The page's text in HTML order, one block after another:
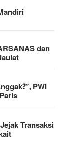
dan
PWI
Transaksi